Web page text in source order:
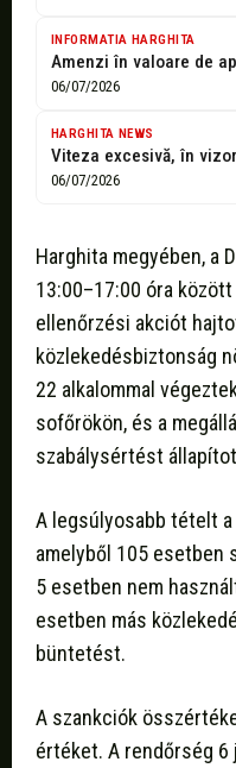
INFORMATIA HARGHITA
06/07/2026
HARGHITA NEWS
06/07/2026
Harghita megyében, a
13:00–17:00 óra
ellenőrzési akciót
közlekedésbiztonság
22 alkalommal
sofőrökön, és a
szabálysértést
A legsúlyosabb tételt
amelyből 105 esetben
5 esetben nem
esetben más
büntetést.
A szankciók
értéket. A rendőrség